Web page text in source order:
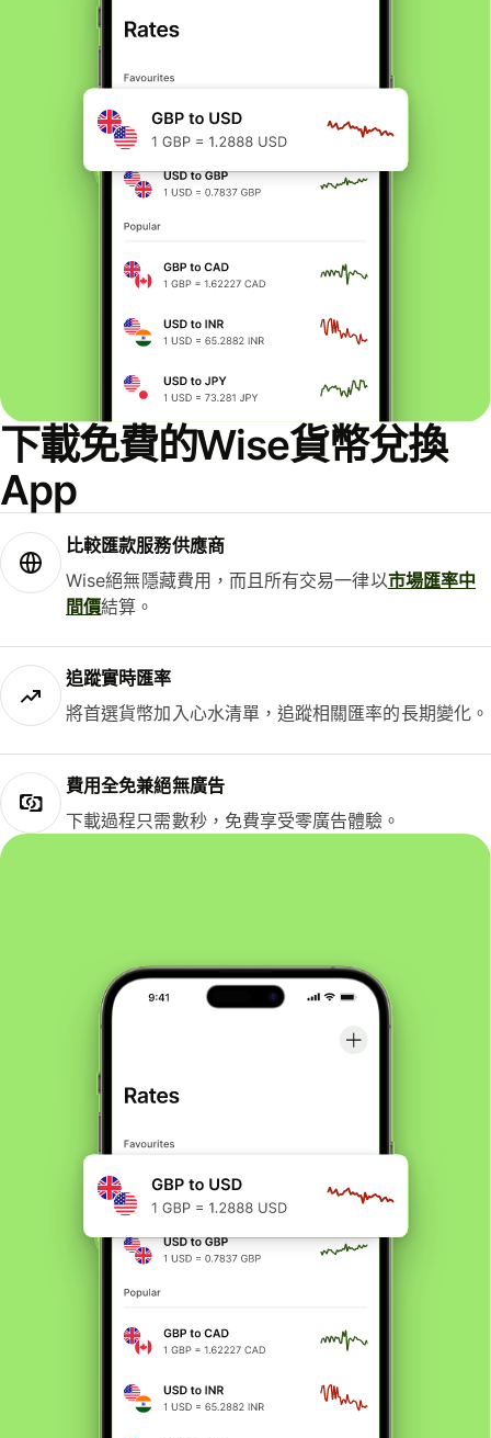
下載免費的Wise貨幣兌換
App
比較匯款服務供應商
Wise絕無隱藏費用，而且所有交易一律以市場匯率中
間價結算。
追蹤實時匯率
將首選貨幣加入心水清單，追蹤相關匯率的長期變化。
費用全免兼絕無廣告
下載過程只需數秒，免費享受零廣告體驗。